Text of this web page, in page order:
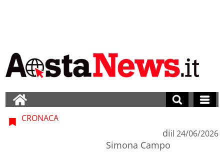
CRONACA
di
Simona Campo
il 24/06/2026